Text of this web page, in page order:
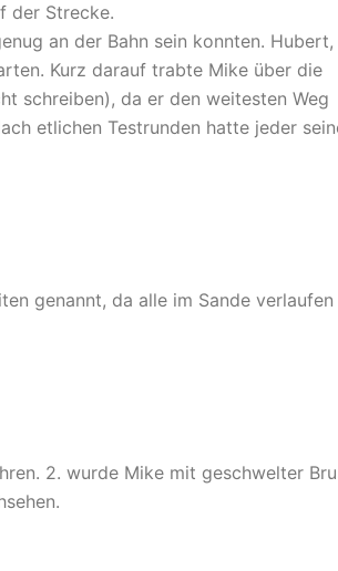
der Strecke.
an der Bahn sein konnten. Hubert,
Kurz darauf trabte Mike über die
schreiben), da er den weitesten Weg
etlichen Testrunden hatte jeder
genannt, da alle im Sande verlaufen
2. wurde Mike mit geschwelter